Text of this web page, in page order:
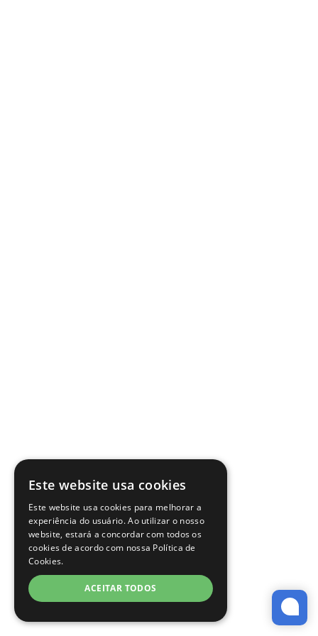
Este website usa cookies
Este website usa cookies para melhorar a
experiência do usuário. Ao utilizar o nosso
website, estará a concordar com todos os
cookies de acordo com nossa Política de
Cookies.
ACEITAR TODOS